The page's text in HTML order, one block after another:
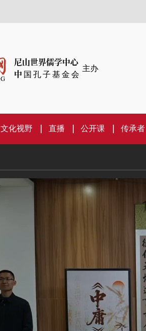
尼山世界儒学中心
中国孔子基金会
主办
文化视野 直播 公开课 传承者